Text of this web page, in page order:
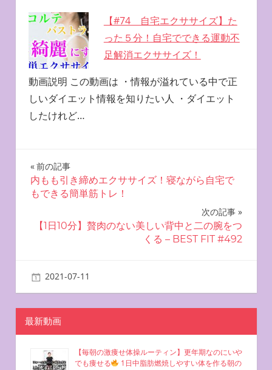
【#74 自宅エクササイズ】た
った５分！自宅でできる運動不
足解消エクササイズ！
動画説明 この動画は ・情報が溢れている中で正
しいダイエット情報を知りたい人 ・ダイエット
したけれど…
投
稿
ナ
ー
シ
ョ
ン
前の記事
内もも引き締めエクササイズ！寝ながら自宅で
もできる簡単筋トレ！
次の記事
【1日10分】贅肉のない美しい背中と二の腕をつ
くる – BEST FIT #492
2021-07-11
最新動画
【毎朝の激痩せ体操ルーティン】更年期なのにいや
でも痩せる
1日中脂肪燃焼しやすい体を作る朝の